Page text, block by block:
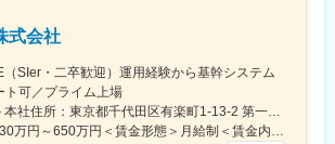
式会社
（SIer・二卒歓迎）運用経験から基幹システム
ト可／プライム上場
＜勤務地詳細＞本社住所：東京都千代田区有楽町1-13-2 第一生命日比谷ファースト15F受動喫煙対策：屋内全面禁煙変更の範囲：会社の定める事業所（リモートワーク含む）
＜予定年収＞530万円～650万円＜賃金形態＞月給制＜賃金内訳＞月額（基本給）：284,000円～345,000円＜月給＞284,000円～345,000円＜昇給有無＞有＜残業手当＞有＜給与補足＞※当社給与規定により、経験・スキル等を考慮した上で決定いたします。賃金はあくまでも目安の金額であり、選考を通じて上下する可能性があります。月給(月額)は固定手当を含めた表記です。